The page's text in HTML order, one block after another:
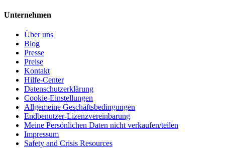
Unternehmen
Über uns
Blog
Presse
Preise
Kontakt
Hilfe-Center
Datenschutzerklärung
Cookie-Einstellungen
Allgemeine Geschäftsbedingungen
Endbenutzer-Lizenzvereinbarung
Meine Persönlichen Daten nicht verkaufen/teilen
Impressum
Safety and Crisis Resources